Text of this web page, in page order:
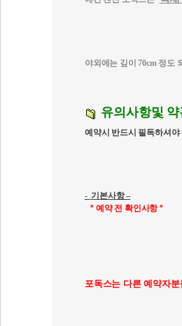
야외에는 깊이 70cm 정도
유의사항및 약
예약시 반드시 필독하셔야
- 기본사항 –
* 예약 전 확인사항 *
포독스는 다른 예약자